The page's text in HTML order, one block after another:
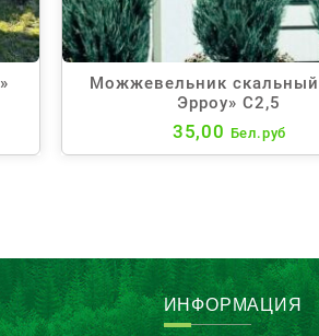
Можжевельник
Эрроу» С2,5
35,00 Бел.руб
ИНФОРМАЦИЯ